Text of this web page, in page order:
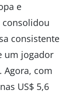
e
consolidou
consistente
um jogador
Agora, com
US$ 5,6